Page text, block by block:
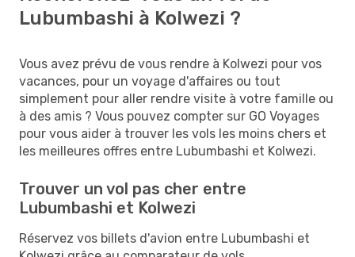
Lubumbashi à Kolwezi ?
Vous avez prévu de vous rendre à Kolwezi pour vos
vacances, pour un voyage d'affaires ou tout
simplement pour aller rendre visite à votre famille ou
à des amis ? Vous pouvez compter sur GO Voyages
pour vous aider à trouver les vols les moins chers et
les meilleures offres entre Lubumbashi et Kolwezi.
Trouver un vol pas cher entre
Lubumbashi et Kolwezi
Réservez vos billets d'avion entre Lubumbashi et